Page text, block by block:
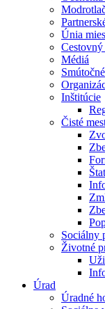
Únia
Cestovný
Médiá
Inštitúcie
Čisté
Sociálny
Životné
Úrad
Úradné